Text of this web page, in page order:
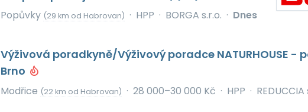
Popůvky (29 km od Habrovan) · HPP · BORGA s.r.o. · Dnes
Výživová poradkyně/Výživový poradce NATURHOUSE -
Brno
Modřice (22 km od Habrovan) · 28 000–30 000 Kč · HPP · REDUCCIA